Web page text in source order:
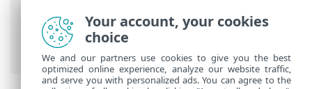
ESET onlinehjälp>ESET Endpoint Security
Aktivera ESET Endpoint Security > Var
hittar jag min licens
Your account, your cookies
choice
We and our partners use cookies to give you the best
optimized online experience, analyze our website traffic,
and serve you with personalized ads. You can agree to the